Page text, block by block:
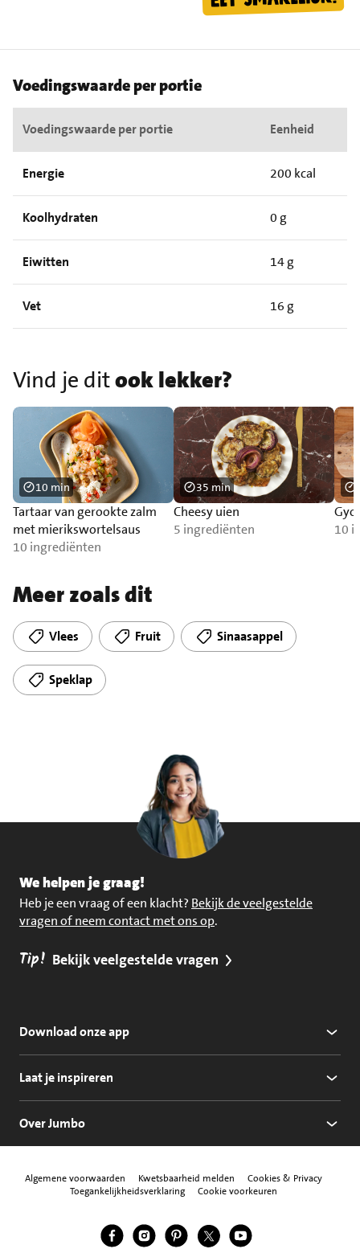
Voedingswaarde per portie
Voedingswaarde per portie Eenheid
Energie 200 kcal
Koolhydraten 0 g
Eiwitten 14 g
Vet 16 g
Vind je ditook lekker?
Tartaar van gerookte zalm
met mierikswortelsaus
10 ingrediënten
10 min
Cheesy uien
5 ingrediënten
35 min
10
Meer zoals dit
Vlees Fruit Sinaasappel
Speklap
We helpen je graag!
Heb je een vraag of een klacht? Bekijk de veelgestelde
vragen of neem contact met ons op.
Tip! Bekijk veelgestelde vragen
Download onze app
Laat je inspireren
Over Jumbo
Algemene voorwaarden Kwetsbaarheid melden
Cookies & Privacy
Toegankelijkheidsverklaring
Cookie voorkeuren
Volg ons
Jumbo Facebook
Jumbo Instagram
Jumbo Pinterest
Jumbo Twitter
Jumbo YouTube